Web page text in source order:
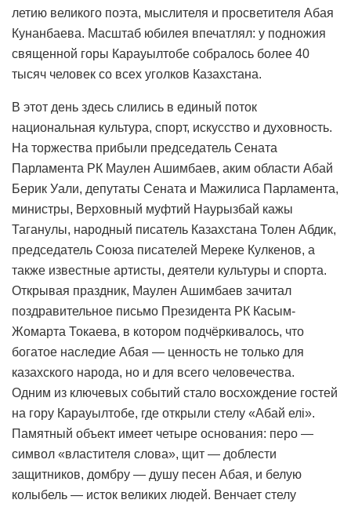
летию великого поэта, мыслителя и просветителя Абая
Кунанбаева. Масштаб юбилея впечатлял: у подножия
священной горы Карауылтобе собралось более 40
тысяч человек со всех уголков Казахстана.
В этот день здесь слились в единый поток
национальная культура, спорт, искусство и духовность.
На торжества прибыли председатель Сената
Парламента РК Маулен Ашимбаев, аким области Абай
Берик Уали, депутаты Сената и Мажилиса Парламента,
министры, Верховный муфтий Наурызбай кажы
Таганулы, народный писатель Казахстана Толен Абдик,
председатель Союза писателей Мереке Кулкенов, а
также известные артисты, деятели культуры и спорта.
Открывая праздник, Маулен Ашимбаев зачитал
поздравительное письмо Президента РК Касым-
Жомарта Токаева, в котором подчёркивалось, что
богатое наследие Абая — ценность не только для
казахского народа, но и для всего человечества.
Одним из ключевых событий стало восхождение гостей
на гору Карауылтобе, где открыли стелу «Абай елі».
Памятный объект имеет четыре основания: перо —
символ «властителя слова», щит — доблести
защитников, домбру — душу песен Абая, и белую
колыбель — исток великих людей. Венчает стелу